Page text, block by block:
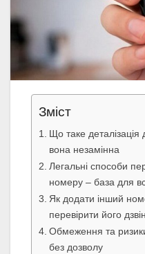
Зміст
Що таке деталізація
вона незамінна
Легальні способи
номеру – база для
Як додати інший
перевірити його
Обмеження та ризики
без дозволу